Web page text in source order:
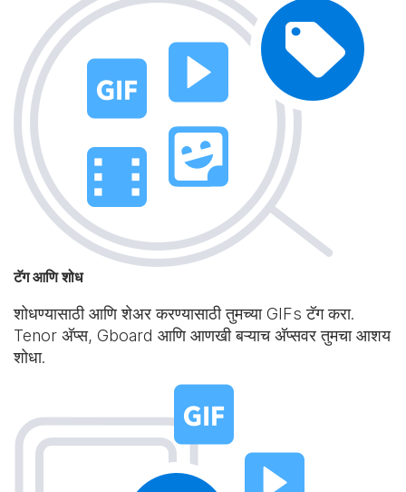
टॅग आणि शोध
शोधण्यासाठी आणि शेअर करण्यासाठी तुमच्या GIFs टॅग करा.
Tenor अ‍ॅप्स, Gboard आणि आणखी बऱ्याच अ‍ॅप्सवर तुमचा आशय
शोधा.